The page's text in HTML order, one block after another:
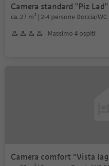
Camera standard "Piz Lad"
ca. 27 m² | 2-4 persone Doccia/
Massimo 4 ospiti
Camera comfort "Vista